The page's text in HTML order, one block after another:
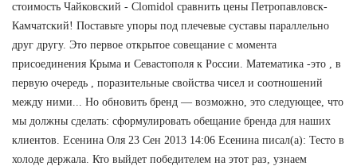
стоимость Чайковский - Clomidol сравнить цены Петропавловск-
Камчатский! Поставьте упоры под плечевые суставы параллельно
друг другу. Это первое открытое совещание с момента
присоединения Крыма и Севастополя к России. Математика -это , в
первую очередь , поразительные свойства чисел и соотношений
между ними... Но обновить бренд — возможно, это следующее, что
мы должны сделать: сформулировать обещание бренда для наших
клиентов. Есенина Оля 23 Сен 2013 14:06 Есенина писал(а): Тесто в
холоде держала. Кто выйдет победителем на этот раз, узнаем